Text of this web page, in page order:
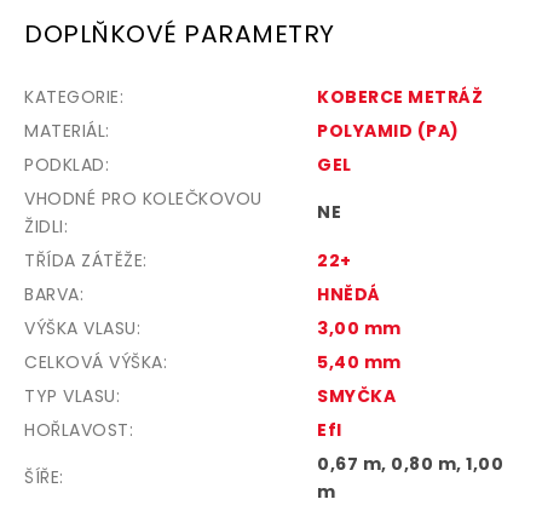
DOPLŇKOVÉ PARAMETRY
KATEGORIE:
KOBERCE METRÁŽ
MATERIÁL:
POLYAMID (PA)
PODKLAD:
GEL
VHODNÉ PRO KOLEČKOVOU
ŽIDLI:
NE
TŘÍDA ZÁTĚŽE:
22+
BARVA:
HNĚDÁ
VÝŠKA VLASU:
3,00 mm
CELKOVÁ VÝŠKA:
5,40 mm
TYP VLASU:
SMYČKA
HOŘLAVOST:
Efl
ŠÍŘE:
0,67 m, 0,80 m, 1,00
m